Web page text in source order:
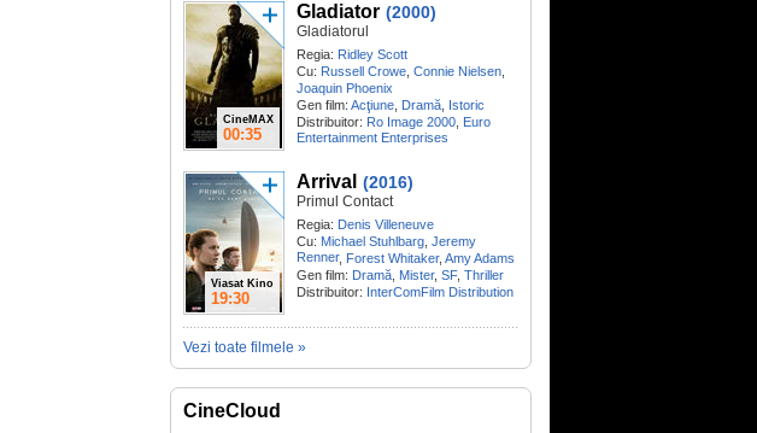
CineMAX
00:35
Gladiator (2000)
Gladiatorul
Regia: Ridley Scott
Cu: Russell Crowe Connie Nielsen
Joaquin Phoenix
Gen film: Acţiune Dramă Istoric
Distribuitor: Ro Image 2000 Euro
Entertainment Enterprises
Viasat Kino
19:30
Arrival (2016)
Primul Contact
Regia: Denis Villeneuve
Cu: Michael Stuhlbarg Jeremy
Renner, Forest Whitaker, Amy Adams
Gen film: Dramă Mister, SF, Thriller
Distribuitor: InterComFilm Distribution
Vezi toate filmele »
CineCloud